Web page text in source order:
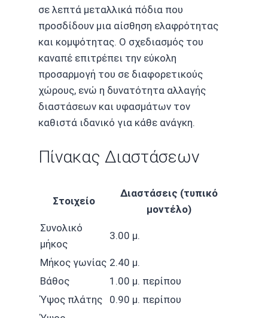
σε λεπτά μεταλλικά πόδια που
προσδίδουν μια αίσθηση ελαφρότητας
και κομψότητας. Ο σχεδιασμός του
καναπέ επιτρέπει την εύκολη
προσαρμογή του σε διαφορετικούς
χώρους, ενώ η δυνατότητα αλλαγής
διαστάσεων και υφασμάτων τον
καθιστά ιδανικό για κάθε ανάγκη.
Πίνακας Διαστάσεων
Στοιχείο
Διαστάσεις (τυπικό
μοντέλο)
Συνολικό
μήκος
3.00 μ.
Μήκος γωνίας 2.40 μ.
Βάθος
1.00 μ. περίπου
Ύψος πλάτης
0.90 μ. περίπου